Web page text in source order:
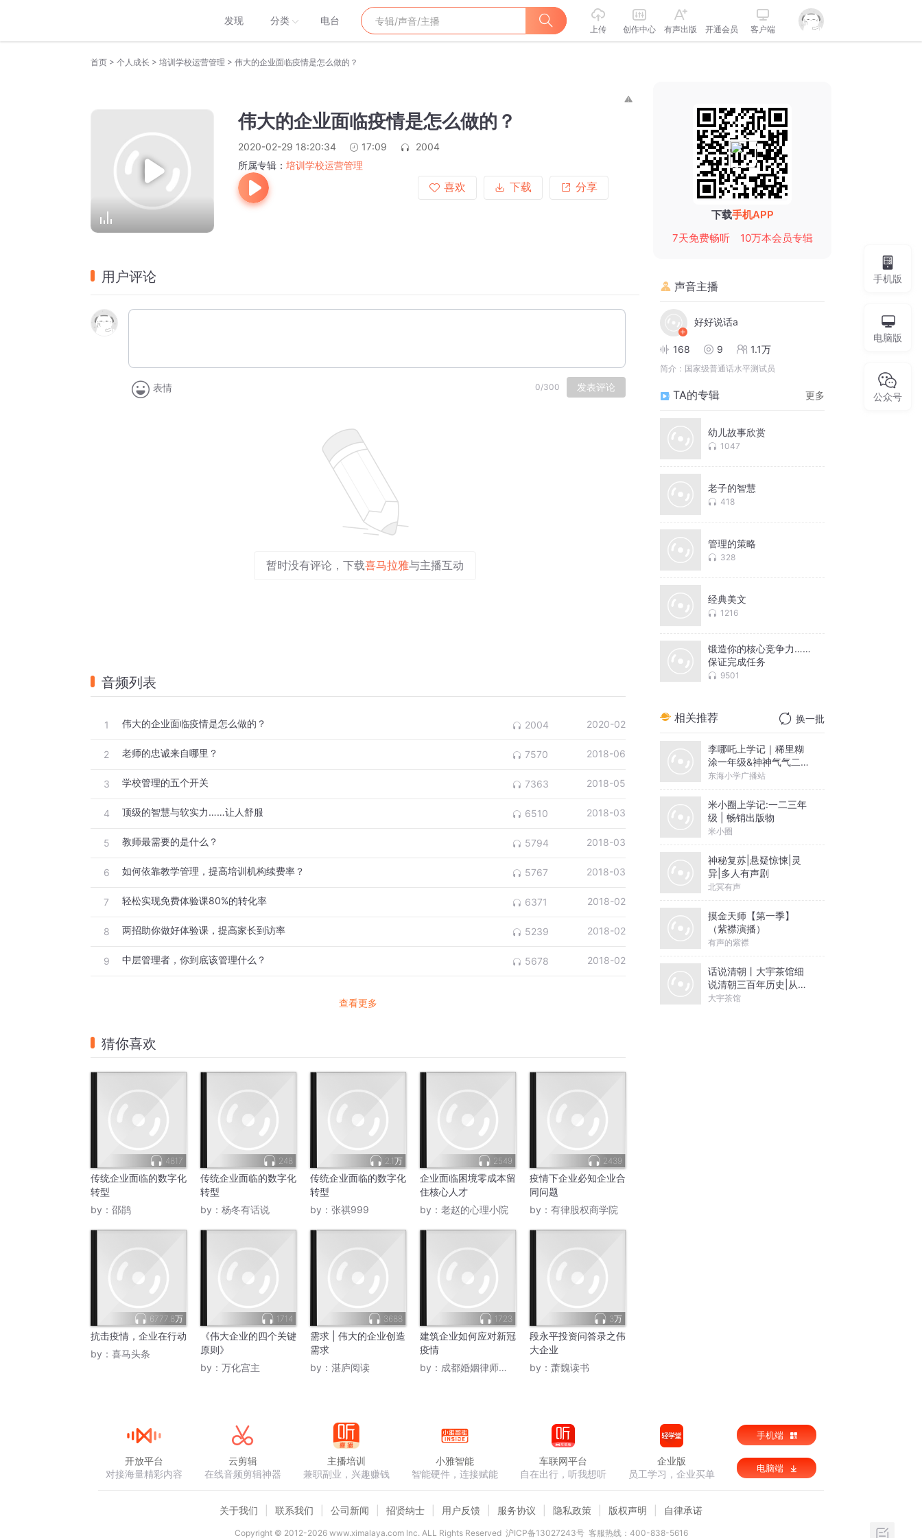
发现 分类 电台
上传 创作中心 有声出版 开通会员 客户端
首页 > 个人成长 > 培训学校运营管理 > 伟大的企业面临疫情是怎么做的？
伟大的企业面临疫情是怎么做的？
2020-02-29 18:20:34 17:09
2004
所属专辑： 培训学校运营管理
喜欢
下载 分享
用户评论
表情 0/300 发表评论
暂时没有评论，下载喜马拉雅与主播互动
音频列表
1 伟大的企业面临疫情是怎么做的？ 2004 2020-02
2 老师的忠诚来自哪里？ 7570 2018-06
3 学校管理的五个开关 7363 2018-05
4 顶级的智慧与软实力……让人舒服 6510 2018-03
5 教师最需要的是什么？ 5794 2018-03
6 如何依靠教学管理，提高培训机构续费率？ 5767 2018-03
7 轻松实现免费体验课80%的转化率 6371 2018-02
8 两招助你做好体验课，提高家长到访率 5239 2018-02
9 中层管理者，你到底该管理什么？ 5678 2018-02
查看更多
猜你喜欢
4817
传统企业面临的数字化
转型
by： 邵鹃
248
传统企业面临的数字化
转型
by： 杨冬有话说
2.1万
传统企业面临的数字化
转型
by： 张祺999
2549
企业面临困境零成本留
住核心人才
by： 老赵的心理小院
2439
疫情下企业必知企业合
同问题
by： 有律股权商学院
6777.8万
抗击疫情，企业在行动
by： 喜马头条
1714
《伟大企业的四个关键
原则》
by： 万化宫主
3688
需求 | 伟大的企业创造
需求
by： 湛庐阅读
1723
建筑企业如何应对新冠
疫情
by： 成都婚姻律师李燕
3万
段永平投资问答录之伟
大企业
by： 萧魏读书
下载手机APP
7天免费畅听
10万本会员专辑
声音主播
好好说话a
168 9 1.1万
简介： 国家级普通话水平测试员
TA的专辑 更多
幼儿故事欣赏
1047
老子的智慧
418
管理的策略
328
经典美文
1216
锻造你的核心竞争力……
保证完成任务
9501
相关推荐 换一批
李哪吒上学记｜稀里糊
涂一年级&神神气气二年
级
东海小学广播站
米小圈上学记:一二三年
级 | 畅销出版物
米小圈
神秘复苏|悬疑惊悚|灵
异|多人有声剧
北冥有声
摸金天师【第一季】
（紫襟演播）
有声的紫襟
话说清朝丨大宇茶馆细
说清朝三百年历史|从努
尔哈赤到末代皇帝溥仪|
大宇茶馆
手机版
电脑版
公众号
开放平台
对接海量精彩内容
云剪辑
在线音频剪辑神器
主播培训
兼职副业，兴趣赚钱
小雅智能
智能硬件，连接赋能
车联网平台
自在出行，听我想听
企业版
员工学习，企业买单
手机端
电脑端
关于我们 联系我们 公司新闻 招贤纳士 用户反馈 服务协议 隐私政策 版权声明 自律承诺
Copyright © 2012-2026www.ximalaya.com lnc. ALL Rights Reserved 沪ICP备13027243号 客服热线：400-838-5616